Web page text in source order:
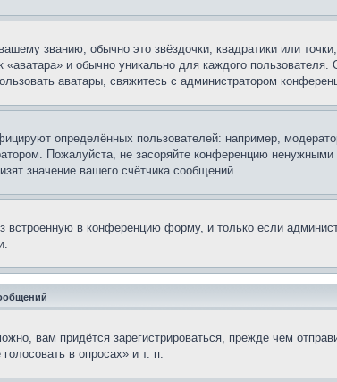
званию, обычно это звёздочки, квадратики или
и обычно уникально для каждого
аватары, свяжитесь с администратором
определённых пользователей: например,
Пожалуйста, не засоряйте конференцию
значение вашего счётчика сообщений.
встроенную в конференцию форму, и только если
вам придётся зарегистрироваться, прежде чем
в опросах» и т. п.